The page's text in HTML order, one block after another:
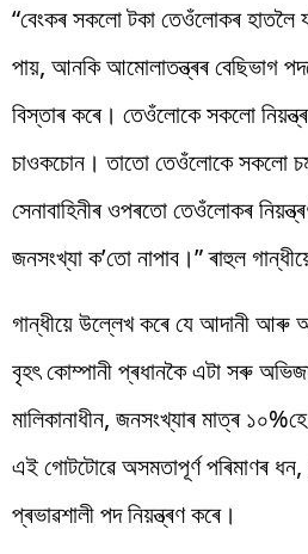
“বেংকৰ সকলো টকা তেওঁলোকৰ হাতলৈ
পায়, আনকি আমোলাতন্ত্ৰৰ বেছিভাগ
বিস্তাৰ কৰে। তেওঁলোকে সকলো
চাওকচোন। তাতো তেওঁলোকে সকলো
সেনাবাহিনীৰ ওপৰতো তেওঁলোকৰ
জনসংখ্যা ক’তো নাপাব।” ৰাহুল
গান্ধীয়ে উল্লেখ কৰে যে আদানী আৰু
বৃহৎ কোম্পানী প্ৰধানকৈ এটা সৰু
মালিকানাধীন, জনসংখ্যাৰ মাত্ৰ
এই গোটটোৱে অসমতাপূৰ্ণ পৰিমাণৰ
প্ৰভাৱশালী পদ নিয়ন্ত্ৰণ কৰে।